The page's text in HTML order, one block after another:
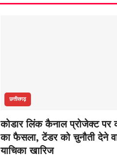
छत्तीसगढ़
कोडार लिंक कैनाल प्रोजेक्ट पर
का फैसला, टेंडर को चुनौती देने
याचिका खारिज